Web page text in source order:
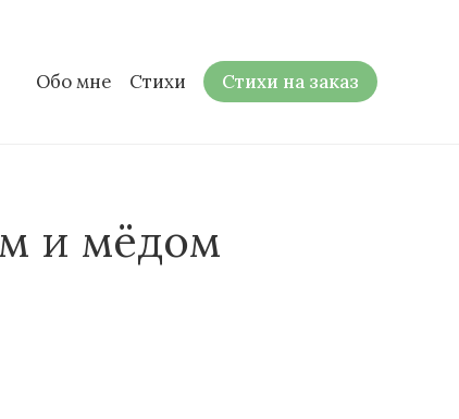
Обо мне Стихи Стихи на заказ
и мёдом